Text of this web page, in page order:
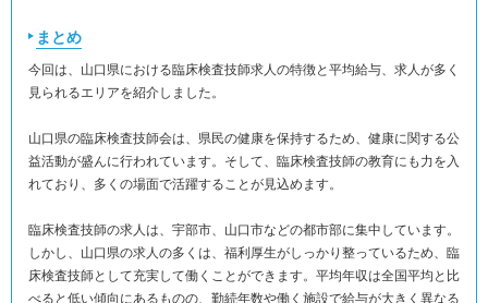
まとめ
今回は、山口県における臨床検査技師求人の特徴と平均給与、求人が多く
見られるエリアを紹介しました。
山口県の臨床検査技師会は、県民の健康を保持するため、健康に関する公
益活動が盛んに行われています。そして、臨床検査技師の教育にも力を入
れており、多くの場面で活躍することが見込めます。
臨床検査技師の求人は、宇部市、山口市などの都市部に集中しています。
しかし、山口県の求人の多くは、福利厚生がしっかり整っているため、臨
床検査技師として充実して働くことができます。平均年収は全国平均と比
べると低い傾向にあるものの、勤続年数や働く施設で給与が大きく異なる